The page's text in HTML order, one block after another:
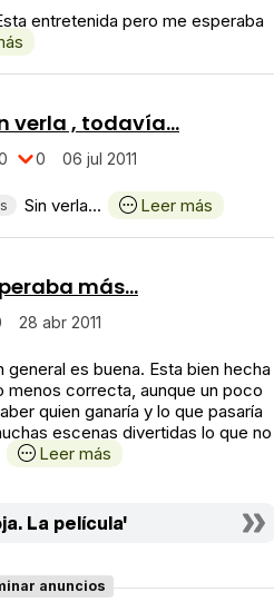
entretenida pero me esperaba
verla , todavía...
0 06 jul 2011
Sin verla... Leer más
más...
28 abr 2011
general es buena. Esta bien hecha
menos correcta, aunque un poco
quien ganaría y lo que pasaría
escenas divertidas lo que no
Leer más
La película'
anuncios